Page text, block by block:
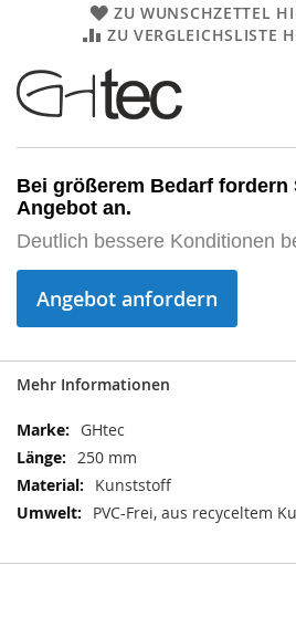
ZU WUNSCHZETTEL
ZU VERGLEICHSLISTE
Bei größerem Bedarf fordern
Angebot an.
Deutlich bessere Konditionen
Angebot anfordern
Mehr Informationen
Mehr
Informationen
GHtec
250 mm
Kunststoff
PVC-Frei, aus recyceltem